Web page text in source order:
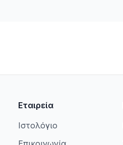
Εταιρεία
Ιστολόγιο